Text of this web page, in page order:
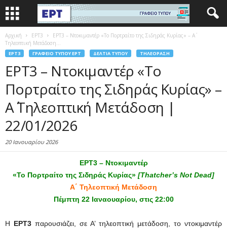
Αρχική EΡΤ3
ΕΡΤ3 – Ντοκιμαντέρ «Το Πορτραίτο της Σιδηράς Κυρίας» – Α΄
Τηλεοπτική Μετάδοση...
EΡΤ3 ΓΡΑΦΕΊΟ ΤΎΠΟΥ ΕΡΤ ΔΕΛΤΊΑ ΤΎΠΟΥ ΤΗΛΕΌΡΑΣΗ
ΕΡΤ3 – Ντοκιμαντέρ «Το
Πορτραίτο της Σιδηράς Κυρίας» –
Α΄ Τηλεοπτική Μετάδοση |
22/01/2026
20 Ιανουαρίου 2026
ΕΡΤ3 – Ντοκιμαντέρ
«Το Πορτραίτο της Σιδηράς Κυρίας» [Thatcher’s Not Dead]
Α΄ Τηλεοπτική Μετάδοση
Πέμπτη 22 Ιαναουαρίου, στις 22:00
Η ΕΡΤ3 παρουσιάζει, σε Α’ τηλεοπτική μετάδοση, το ντοκιμαντέρ